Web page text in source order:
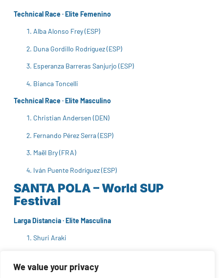
We value your privacy
Technical Race · Elite Femenino
Alba Alonso Frey (ESP)
Duna Gordillo Rodríguez (ESP)
Esperanza Barreras Sanjurjo (ESP)
Bianca Toncelli
Technical Race · Elite Masculino
Christian Andersen (DEN)
Fernando Pérez Serra (ESP)
Maël Bry (FRA)
Iván Puente Rodríguez (ESP)
SANTA POLA – World SUP
Festival
Larga Distancia · Elite Masculina
Shuri Araki
Arthur Arutkin